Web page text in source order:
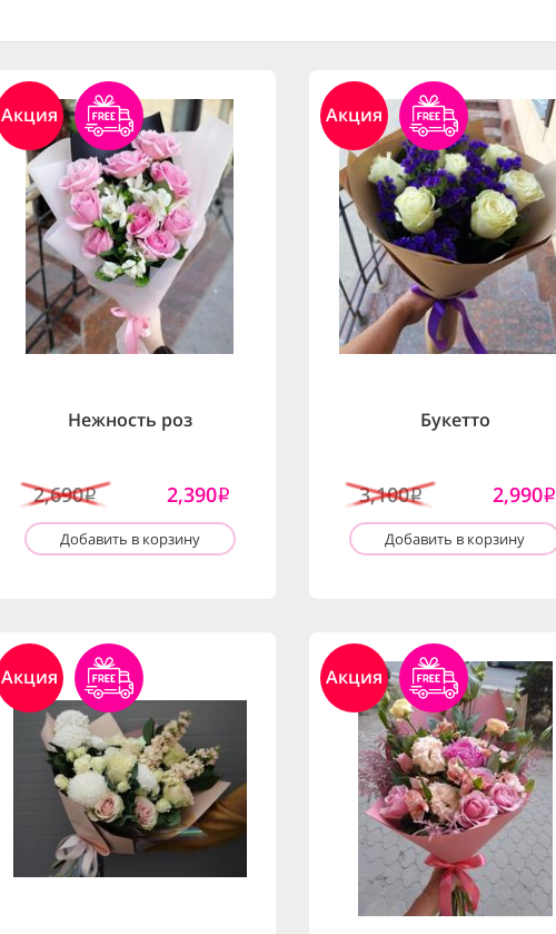
Акция
Нежность роз
2,690i 2,390i
Добавить в корзину
Акция
Букетто
3,100i 2,990i
Добавить в корзину
Акция Акция